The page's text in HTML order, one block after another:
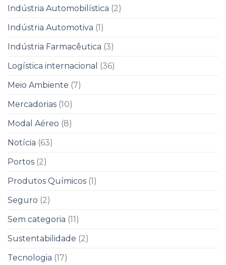
Indústria Automobilística (2)
Indústria Automotiva (1)
Indústria Farmacêutica (3)
Logística internacional
(36)
Meio Ambiente (7)
Mercadorias (10)
Modal Aéreo (8)
Notícia (63)
Portos (2)
Produtos Químicos (1)
Seguro (2)
Sem categoria (11)
Sustentabilidade (2)
Tecnologia (17)